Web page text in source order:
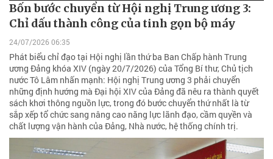
Bốn bước chuyển từ Hội nghị Trung ương 3:
Chỉ dấu thành công của tinh gọn bộ máy
24/07/2026 06:35
Phát biểu chỉ đạo tại Hội nghị lần thứ ba Ban Chấp hành Trung
ương Đảng khóa XIV (ngày 20/7/2026) của Tổng Bí thư, Chủ tịch
nước Tô Lâm nhấn mạnh: Hội nghị Trung ương 3 phải chuyển
những định hướng mà Đại hội XIV của Đảng đã nêu ra thành quyết
sách khơi thông nguồn lực, trong đó bước chuyển thứ nhất là từ
sắp xếp tổ chức sang nâng cao năng lực lãnh đạo, cầm quyền và
chất lượng vận hành của Đảng, Nhà nước, hệ thống chính trị.